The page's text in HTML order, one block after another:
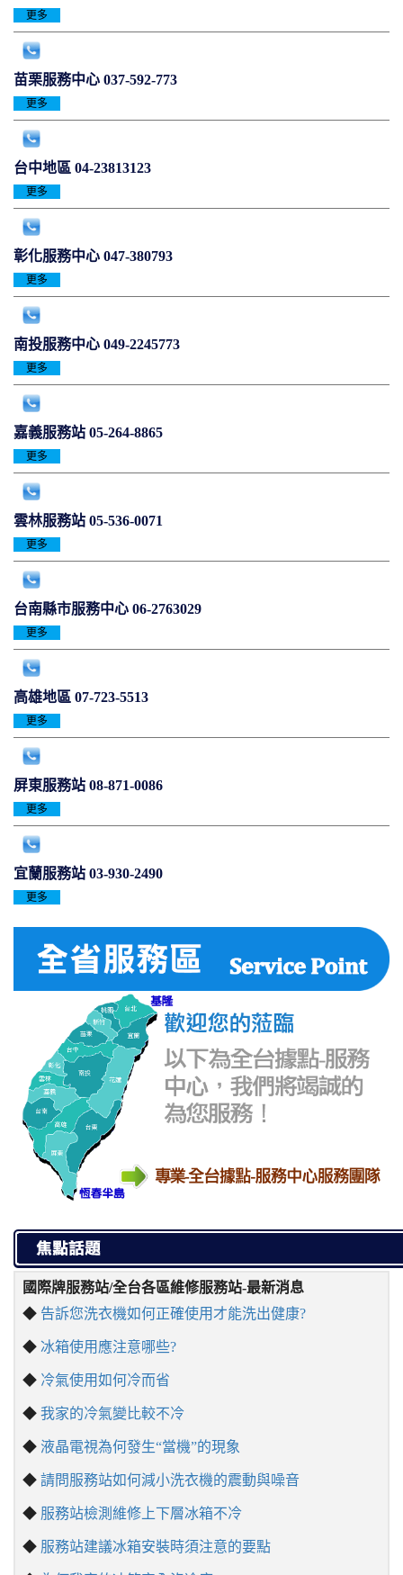
更多
苗栗服務中心 037-592-773
更多
台中地區 04-23813123
更多
彰化服務中心 047-380793
更多
南投服務中心 049-2245773
更多
嘉義服務站 05-264-8865
更多
雲林服務站 05-536-0071
更多
台南縣市服務中心 06-2763029
更多
高雄地區 07-723-5513
更多
屏東服務站 08-871-0086
更多
宜蘭服務站 03-930-2490
更多
國際牌服務站/全台各區維修服務站-最新消息
◆ 告訴您洗衣機如何正確使用才能洗出健康?
◆ 冰箱使用應注意哪些?
◆ 冷氣使用如何冷而省
◆ 我家的冷氣變比較不冷
◆ 液晶電視為何發生“當機”的現象
◆ 請問服務站如何減小洗衣機的震動與噪音
◆ 服務站檢測維修上下層冰箱不冷
◆ 服務站建議冰箱安裝時須注意的要點